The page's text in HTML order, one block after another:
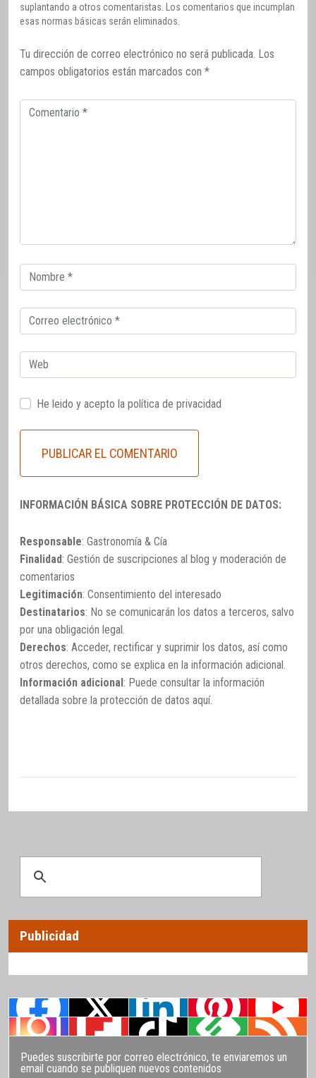
suplantando a otros comentaristas. Los comentarios que incumplan
esas normas básicas serán eliminados.
Tu dirección de correo electrónico no será publicada. Los
campos obligatorios están marcados con *
Comentario
Correo
electrónico
Correo
electrónico
Web
He leido y acepto la política de privacidad
INFORMACIÓN BÁSICA SOBRE PROTECCIÓN DE DATOS:
Responsable: Gastronomía & Cía
Finalidad: Gestión de suscripciones al blog y moderación de
comentarios
Legitimación: Consentimiento del interesado
Destinatarios: No se comunicarán los datos a terceros, salvo
por una obligación legal.
Derechos: Acceder, rectificar y suprimir los datos, así como
otros derechos, como se explica en la información adicional.
Información adicional : Puede consultar la información
detallada sobre la protección de datos aquí.
Publicidad
Puedes suscribirte por correo electrónico, te enviaremos un
email cuando se publiquen nuevos contenidos